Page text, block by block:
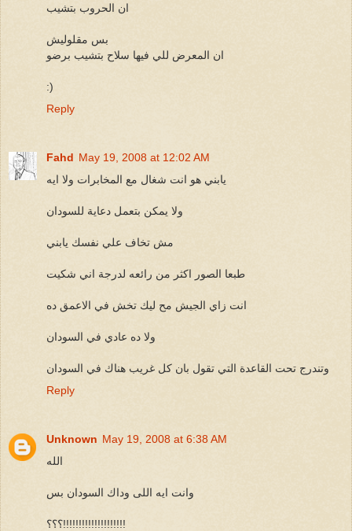
ان الحروب بتشيب
بس مقلوليش
ان المعرض للي فيها سلاح بتشيب برضو
:)
Reply
Fahd May 19, 2008 at 12:02 AM
يابني هو انت شغال مع المخابرات ولا ايه
ولا يمكن بتعمل دعاية للسودان
مش تخاف علي نفسك يابني
طبعا الصور اكثر من رائعه لدرجة اني شكيت
انت زاي الجيش مح ليك تخش في الاعمق ده
ولا ده عادي في السودان
وتندرج تحت القاعدة التي تقول بان كل غريب هناك في السودان
Reply
Unknown May 19, 2008 at 6:38 AM
الله
وانت ايه اللى وداك السودان بس
؟؟؟!!!!!!!!!!!!!!!!!!!!